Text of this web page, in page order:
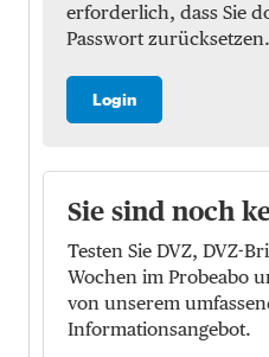
erforderlich, dass Sie
Passwort zurücksetzen.
Login
Sie sind noch
Testen Sie DVZ, DVZ-
Wochen im Probeabo
von unserem
Informationsangebot.